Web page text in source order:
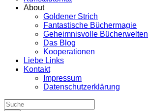
About
Goldener Strich
Fantastische Büchermagie
Geheimnisvolle Bücherwelten
Das Blog
Kooperationen
Liebe Links
Kontakt
Impressum
Datenschutzerklärung